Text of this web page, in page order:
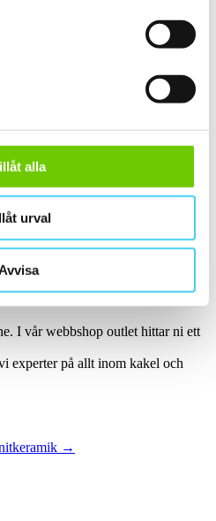
alla
urval
Avvisa
cm(11)
(2)
cm (2)
Välj gärna en kategori nedan
I vår webbshop outlet hittar ni ett
experter på allt inom kakel och
→